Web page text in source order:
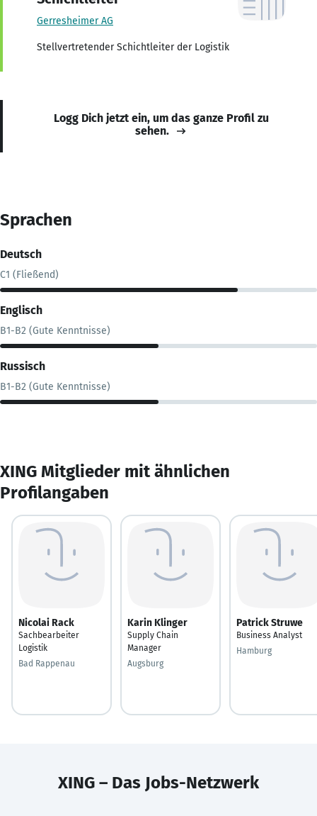
Gerresheimer AG
Stellvertretender Schichtleiter der Logistik
Logg Dich jetzt ein, um das ganze Profil zu
sehen.
Sprachen
Deutsch
C1 (Fließend)
Englisch
B1-B2 (Gute Kenntnisse)
Russisch
B1-B2 (Gute Kenntnisse)
XING Mitglieder mit ähnlichen
Profilangaben
Nicolai Rack
Sachbearbeiter
Logistik
Bad Rappenau
Karin Klinger
Supply Chain
Manager
Augsburg
Patrick Struwe
Business Analyst
Hamburg
XING – Das Jobs-Netzwerk